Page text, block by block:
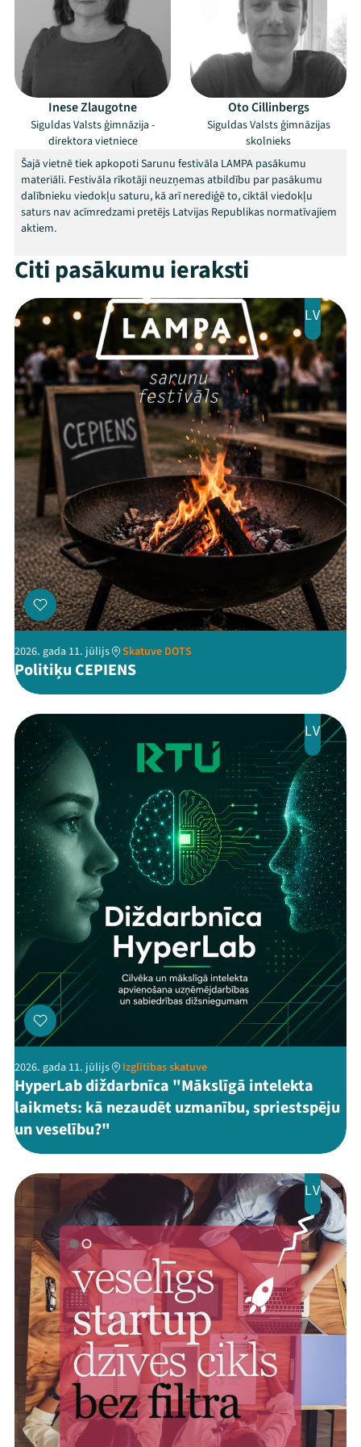
Programma
Arhīvs
Viņi bija LAMPĀ 2026
Jaunumi
Ziedo
Kontakti
ThreadsFacebookYoutube
X Instagram
Flick TikTok
Inese Zlaugotne
Siguldas Valsts ģimnāzija -
direktora vietniece
Oto Cillinbergs
Siguldas Valsts ģimnāzijas
skolnieks
Šajā vietnē tiek apkopoti Sarunu festivāla LAMPA pasākumu
materiāli. Festivāla rīkotāji neuzņemas atbildību par pasākumu
dalībnieku viedokļu saturu, kā arī nerediģē to, ciktāl viedokļu
saturs nav acīmredzami pretējs Latvijas Republikas normatīvajiem
aktiem.
Citi pasākumu ieraksti
LV
2026. gada 11. jūlijs Skatuve DOTS
Politiķu CEPIENS
LV
2026. gada 11. jūlijs Izglītības skatuve
HyperLab diždarbnīca "Mākslīgā intelekta
laikmets: kā nezaudēt uzmanību, spriestspēju
un veselību?"
LV